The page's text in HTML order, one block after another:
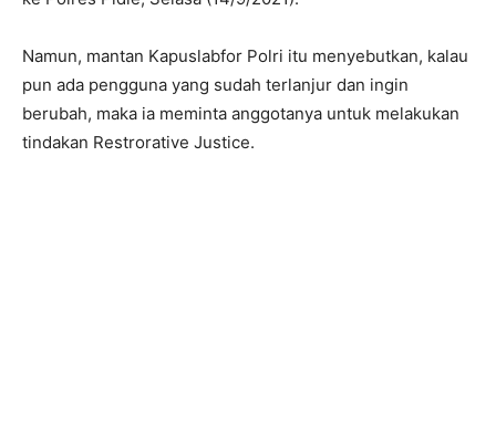
Namun, mantan Kapuslabfor Polri itu menyebutkan, kalau
pun ada pengguna yang sudah terlanjur dan ingin
berubah, maka ia meminta anggotanya untuk melakukan
tindakan Restrorative Justice.